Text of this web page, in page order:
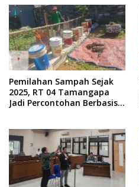
Pemilahan Sampah Sejak
2025, RT 04 Tamangapa
Jadi Percontohan Berbasis